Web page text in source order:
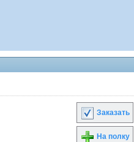
Заказать
На полку